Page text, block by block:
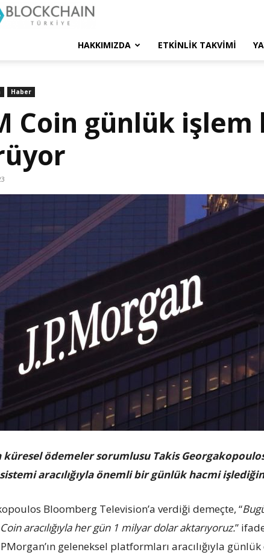
Türkiye
HAKKIMIZDA ETKINLIK TAKVIMI
Haber
Coin günlük
ödemeler sorumlusu Takis Georgakopoulos,
aracılığıyla önemli bir günlük hacmi
Bloomberg Television’a verdiği demeçte, “
aracılığıyla her gün 1 milyar dolar aktarıyoruz.”
geleneksel platformları aracılığıyla